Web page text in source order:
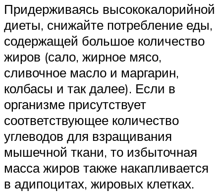
Придерживаясь высококалорийной
диеты, снижайте потребление еды,
содержащей большое количество
жиров (сало, жирное мясо,
сливочное масло и маргарин,
колбасы и так далее). Если в
организме присутствует
соответствующее количество
углеводов для взращивания
мышечной ткани, то избыточная
масса жиров также накапливается
в адипоцитах, жировых клетках.